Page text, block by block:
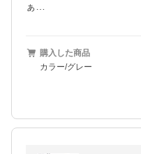
ぁ…
購入した商品
カラー/グレー